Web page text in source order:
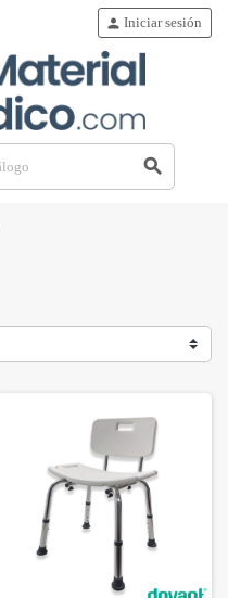
person Iniciar sesión
search